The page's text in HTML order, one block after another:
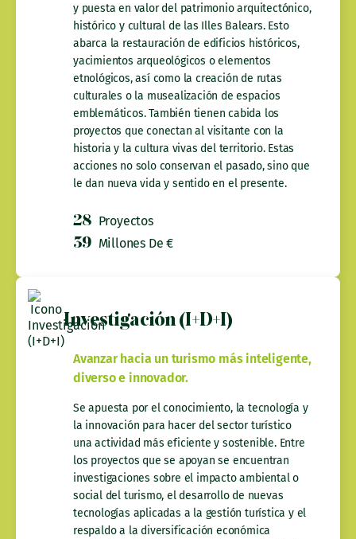
y puesta en valor del patrimonio arquitectónico,
histórico y cultural de las Illes Balears. Esto
abarca la restauración de edificios históricos,
yacimientos arqueológicos o elementos
etnológicos, así como la creación de rutas
culturales o la musealización de espacios
emblemáticos. También tienen cabida los
proyectos que conectan al visitante con la
historia y la cultura vivas del territorio. Estas
acciones no solo conservan el pasado, sino que
le dan nueva vida y sentido en el presente.
28 Proyectos
39 Millones De €
Investigación (I+D+I)
Avanzar hacia un turismo más inteligente,
diverso e innovador.
Se apuesta por el conocimiento, la tecnología y
la innovación para hacer del sector turístico
una actividad más eficiente y sostenible. Entre
los proyectos que se apoyan se encuentran
investigaciones sobre el impacto ambiental o
social del turismo, el desarrollo de nuevas
tecnologías aplicadas a la gestión turística y el
respaldo a la diversificación económica